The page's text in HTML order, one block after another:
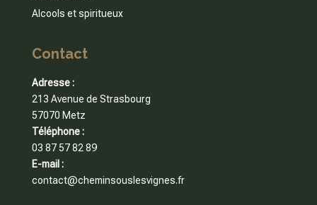
Alcools et spiritueux
Contact
Adresse :
213 Avenue de Strasbourg
57070 Metz
Téléphone :
03 87 57 82 89
E-mail :
contact@cheminsouslesvignes.fr